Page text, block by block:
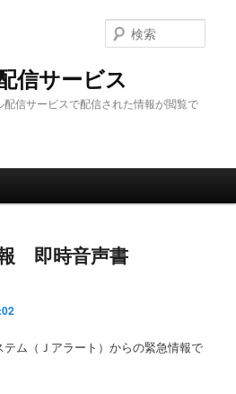
信サービス
配信サービスで配信された情報が閲覧で
索
即時音声書
テム（Ｊアラート）からの緊急情報で